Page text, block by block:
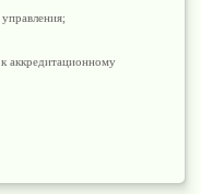
аккредитационному